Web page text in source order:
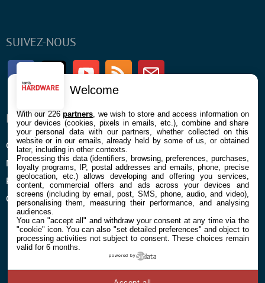
SUIVEZ-NOUS
FacebookTwitter Youtube RSS Newsletter
ENTREPRISE
Confidentialité et Cookies
Mentions légales et CGU
Préférences Cookies
Qui sommes nous
À PROPOS
Contact
Welcome
With our 226partners , we wish to store and access information on
your devices (cookies, pixels in emails, etc.), combine and share
your personal data with our partners, whether collected on this
website or in our emails, already held by some of us, or obtained
later, including in other contexts.
Processing this data (identifiers, browsing, preferences, purchases,
loyalty programs, IP, postal addresses and emails, phone, precise
geolocation, etc.) allows developing and offering you services,
content, commercial offers and ads across your devices and
screens (including by email, post, SMS, phone, audio, and video),
personalising them, measuring their performance, and analysing
audiences.
You can "accept all" and withdraw your consent at any time via the
"cookie" icon. You can also "set detailed preferences" and object to
processing activities not subject to consent. These choices remain
valid for 6 months.
powered by